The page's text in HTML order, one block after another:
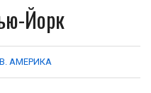
Йорк
АМЕРИКА